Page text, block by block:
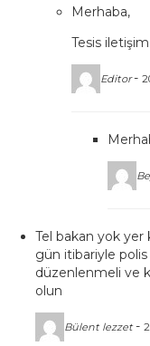
Merhaba,
Tesis
Editor -
Tel bakan yok yer
gün itibariyle
düzenlenmeli ve
olun
Bülent lezzet -